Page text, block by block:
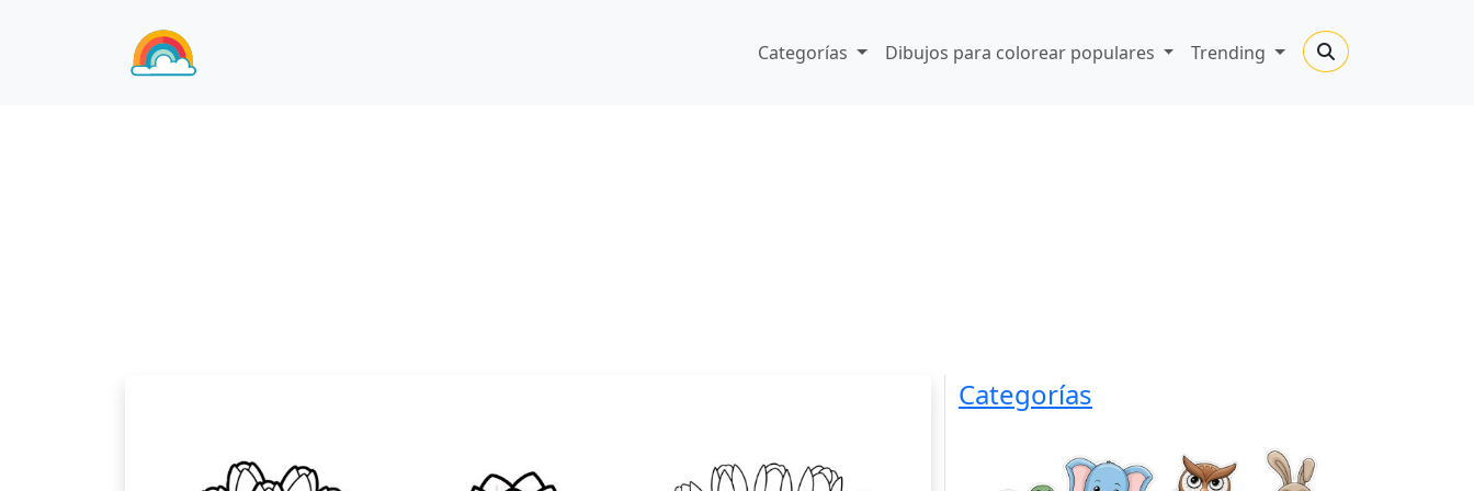
Categorías Dibujos para colorear populares Trending
Categorías